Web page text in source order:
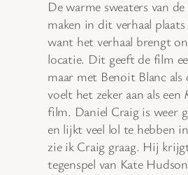
De warme sweaters van
maken in dit verhaal
want het verhaal brengt
locatie. Dit geeft de film
maar met Benoit Blanc als
voelt het zeker aan als een
film. Daniel Craig is weer
en lijkt veel lol te hebben
zie ik Craig graag. Hij
tegenspel van Kate